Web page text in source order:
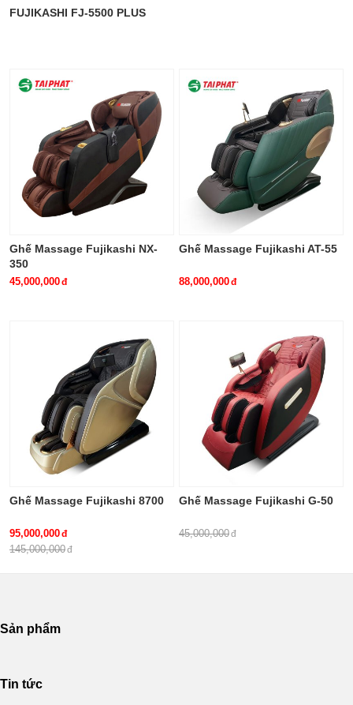
FUJIKASHI FJ-5500 PLUS
Ghế Massage Fujikashi NX-
350
45,000,000
Ghế Massage Fujikashi AT-55
88,000,000
Ghế Massage Fujikashi 8700
95,000,000
145,000,000
Ghế Massage Fujikashi G-50
45,000,000
Sản phẩm
Tin tức